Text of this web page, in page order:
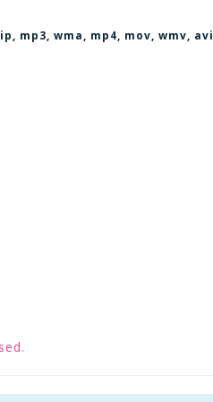
mp3, wma, mp4, mov, wmv, avi